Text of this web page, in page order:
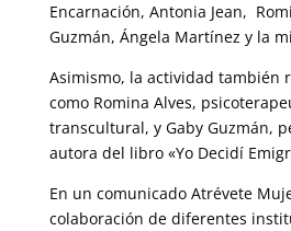
Encarnación, Antonia Jean,
Guzmán, Ángela Martínez y la
Asimismo, la actividad también
como Romina Alves,
transcultural, y Gaby Guzmán,
autora del libro «Yo Decidí
En un comunicado Atrévete
colaboración de diferentes